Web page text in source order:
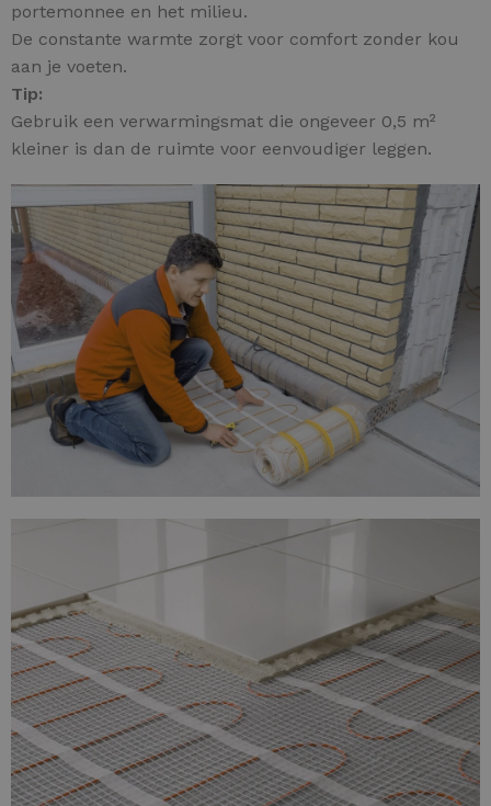
portemonnee en het milieu.
De constante warmte zorgt voor comfort zonder kou
aan je voeten.
Tip:
Gebruik een verwarmingsmat die ongeveer 0,5 m²
kleiner is dan de ruimte voor eenvoudiger leggen.